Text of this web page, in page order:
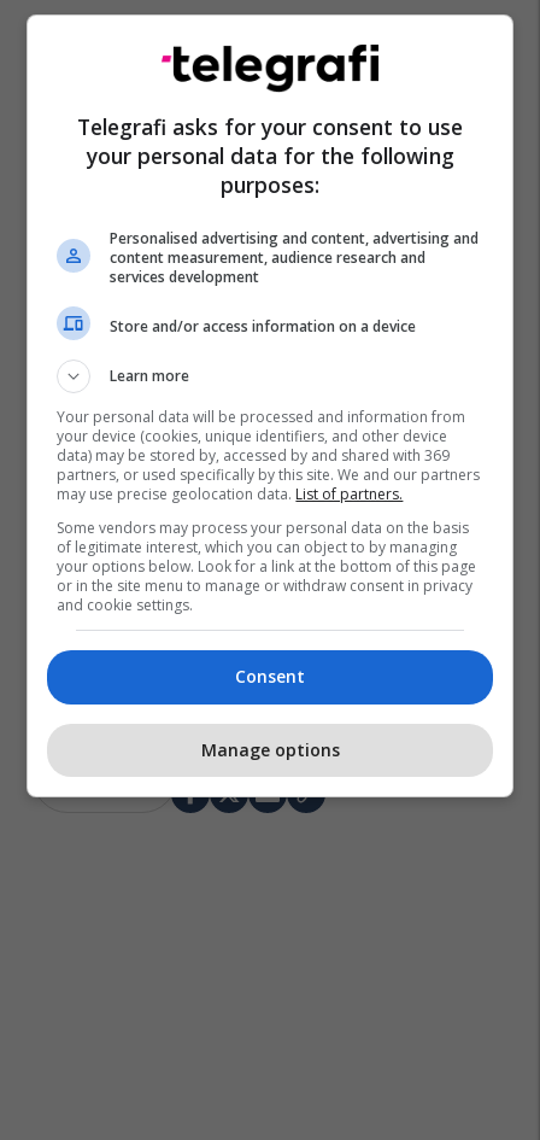
Mahmut Orhan
Telegrafi asks for your consent to use
your personal data for the following
purposes:
Personalised advertising and content, advertising and
content measurement, audience research and
services development
Store and/or access information on a device
Learn more
Your personal data will be processed and information from
your device (cookies, unique identifiers, and other device
data) may be stored by, accessed by and shared with 369
partners, or used specifically by this site. We and our partners
may use precise geolocation data. List of partners.
Some vendors may process your personal data on the basis
of legitimate interest, which you can object to by managing
your options below. Look for a link at the bottom of this page
or in the site menu to manage or withdraw consent in privacy
and cookie settings.
Consent
Manage options